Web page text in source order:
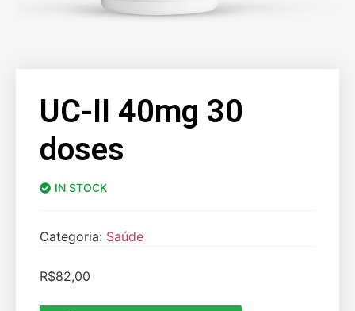
UC-II 40mg 30
doses
IN STOCK
Categoria: Saúde
R$82,00